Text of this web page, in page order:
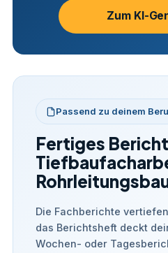
Zum KI-
Passend zu deinem
Fertiges
Die Fachberichte
das Berichtsheft deckt
Wochen- oder